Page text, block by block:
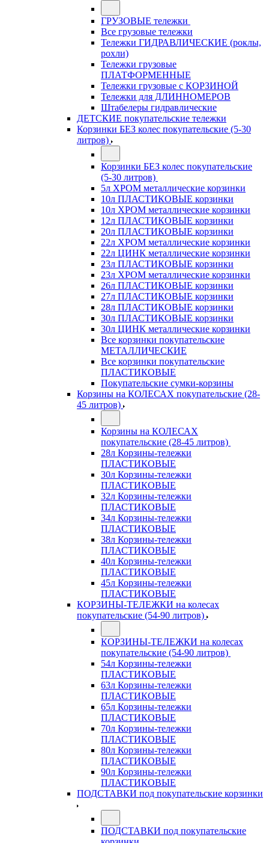
ГРУЗОВЫЕ тележки
Все грузовые тележки
Тележки ГИДРАВЛИЧЕСКИЕ (роклы,
рохли)
Тележки грузовые
ПЛАТФОРМЕННЫЕ
Тележки грузовые с КОРЗИНОЙ
Тележки для ДЛИННОМЕРОВ
Штабелеры гидравлические
ДЕТСКИЕ покупательские тележки
Корзинки БЕЗ колес покупательские (5-30
литров)
Корзинки БЕЗ колес покупательские
(5-30 литров)
5л ХРОМ металлические корзинки
10л ПЛАСТИКОВЫЕ корзинки
10л ХРОМ металлические корзинки
12л ПЛАСТИКОВЫЕ корзинки
20л ПЛАСТИКОВЫЕ корзинки
22л ХРОМ металлические корзинки
22л ЦИНК металлические корзинки
23л ПЛАСТИКОВЫЕ корзинки
23л ХРОМ металлические корзинки
26л ПЛАСТИКОВЫЕ корзинки
27л ПЛАСТИКОВЫЕ корзинки
28л ПЛАСТИКОВЫЕ корзинки
30л ПЛАСТИКОВЫЕ корзинки
30л ЦИНК металлические корзинки
Все корзинки покупательские
МЕТАЛЛИЧЕСКИЕ
Все корзинки покупательские
ПЛАСТИКОВЫЕ
Покупательские сумки-корзины
Корзины на КОЛЕСАХ покупательские (28-
45 литров)
Корзины на КОЛЕСАХ
покупательские (28-45 литров)
28л Корзины-тележки
ПЛАСТИКОВЫЕ
30л Корзины-тележки
ПЛАСТИКОВЫЕ
32л Корзины-тележки
ПЛАСТИКОВЫЕ
34л Корзины-тележки
ПЛАСТИКОВЫЕ
38л Корзины-тележки
ПЛАСТИКОВЫЕ
40л Корзины-тележки
ПЛАСТИКОВЫЕ
45л Корзины-тележки
ПЛАСТИКОВЫЕ
КОРЗИНЫ-ТЕЛЕЖКИ на колесах
покупательские (54-90 литров)
КОРЗИНЫ-ТЕЛЕЖКИ на колесах
покупательские (54-90 литров)
54л Корзины-тележки
ПЛАСТИКОВЫЕ
63л Корзины-тележки
ПЛАСТИКОВЫЕ
65л Корзины-тележки
ПЛАСТИКОВЫЕ
70л Корзины-тележки
ПЛАСТИКОВЫЕ
80л Корзины-тележки
ПЛАСТИКОВЫЕ
90л Корзины-тележки
ПЛАСТИКОВЫЕ
ПОДСТАВКИ под покупательские корзинки
ПОДСТАВКИ под покупательские